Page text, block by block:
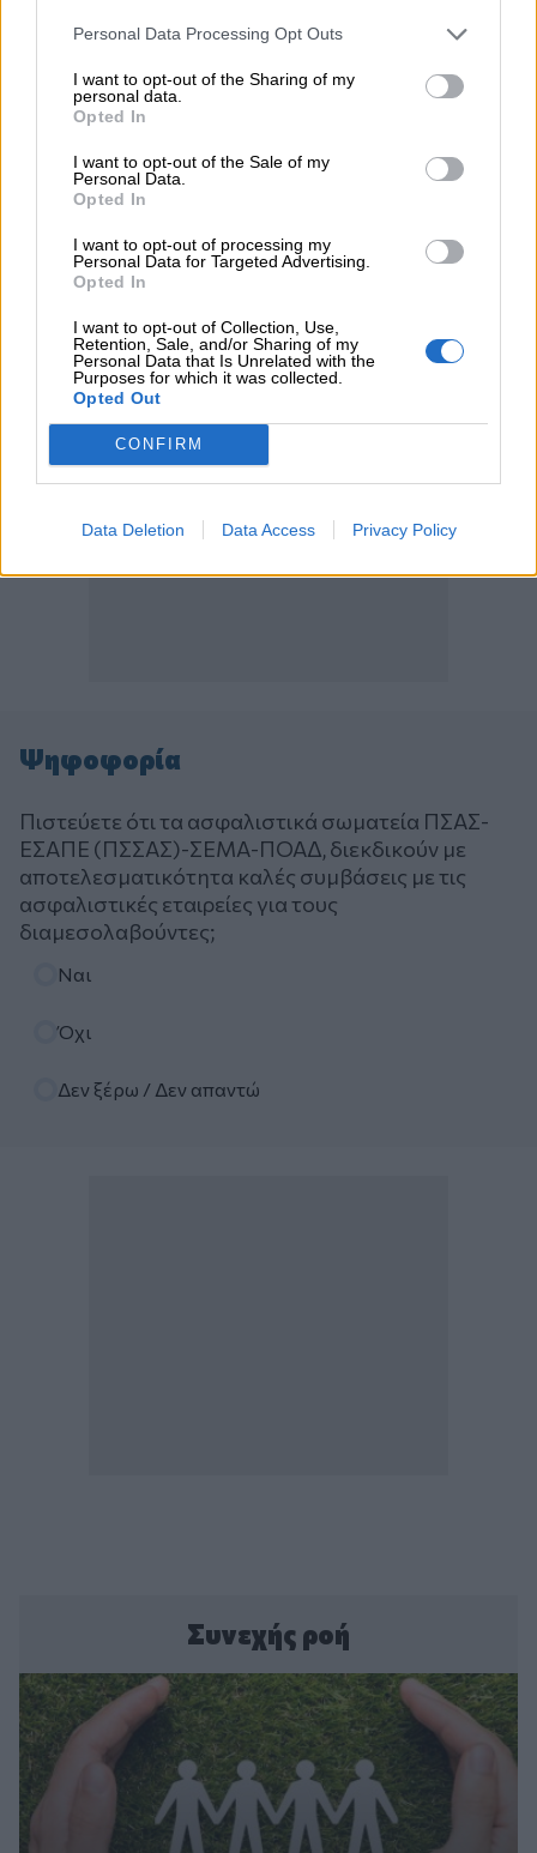
Personal Data Processing Opt Outs
I want to opt-out of the Sharing of my
personal data.
Opted In
I want to opt-out of the Sale of my
Personal Data.
Opted In
I want to opt-out of processing my
Personal Data for Targeted Advertising.
Opted In
I want to opt-out of Collection, Use,
Retention, Sale, and/or Sharing of my
Personal Data that Is Unrelated with the
Purposes for which it was collected.
Opted Out
CONFIRM
Data Deletion Data Access Privacy Policy
παρονομαστή το κοινό συμφέρον
05.08.2026 - 12:11
Αντώνης Βουκλαρής - «ΕΡΡΙΚΟΣ ΝΤΥΝΑΝ»
05.08.2026 - 11:30
Η νέα εποχή στην εκπαίδευση των ασφαλιστικών
Ψηφοφορία
Πιστεύετε ότι τα ασφαλιστικά σωματεία ΠΣΑΣ-
ΕΣΑΠΕ (ΠΣΣΑΣ)-ΣΕΜΑ-ΠΟΑΔ, διεκδικούν με
αποτελεσματικότητα καλές συμβάσεις με τις
ασφαλιστικές εταιρείες για τους
διαμεσολαβούντες;
Ναι
Όχι
Δεν ξέρω / Δεν απαντώ
Συνεχής ροή